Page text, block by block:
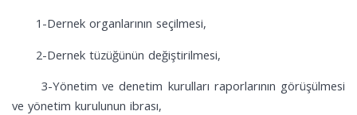
1-Dernek organlarının seçilmesi,
2-Dernek tüzüğünün değiştirilmesi,
3-Yönetim ve denetim kurulları raporlarının görüşülmesi
ve yönetim kurulunun ibrası,